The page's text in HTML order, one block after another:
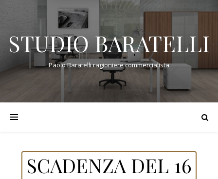
STUDIO BARATELLI
Paolo Baratelli ragioniere commercialista
SCADENZA DEL 16